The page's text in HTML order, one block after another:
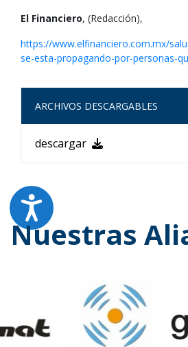
El Financiero, (Redacción),
https://www.elfinanciero.com.mx/
se-esta-propagando-por-personas-
ARCHIVOS DESCARGABLES
descargar
Nuestras